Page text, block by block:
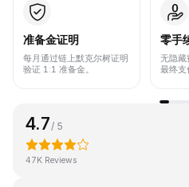
准备金证明
每月通过链上默克尔树证明
验证 1:1 准备金。
零手
无隐藏
最终支
4.7/ 5
47K Reviews